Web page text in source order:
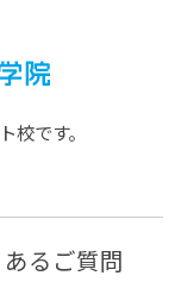
校です。
るご質問